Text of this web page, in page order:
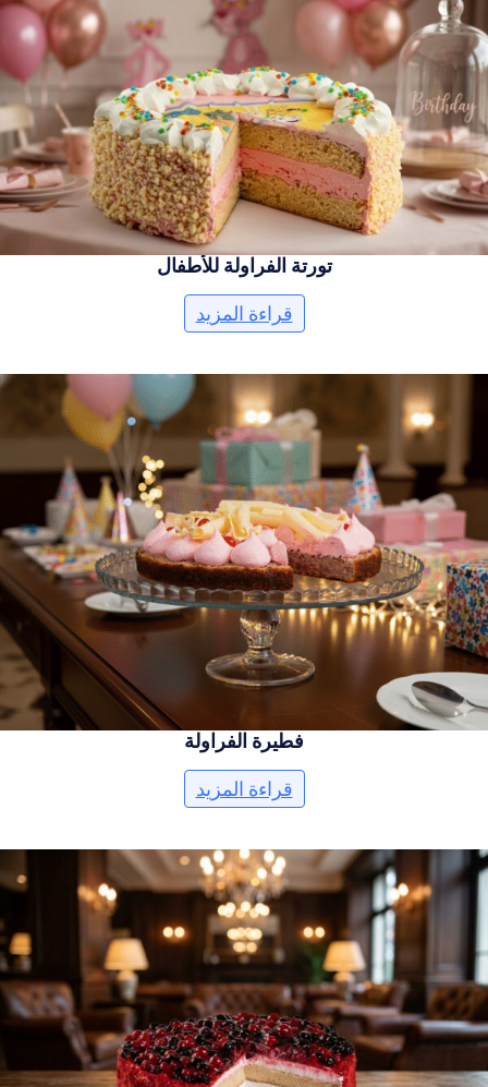
تورتة الفراولة للأطفال
قراءة المزيد
فطيرة الفراولة
قراءة المزيد